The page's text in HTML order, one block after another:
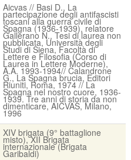
Aicvas // Basi D., La
partecipazione degli antifascisti
toscani alla guerra civile di
Spagna (1936-1939), relatore
Gallerano N., Tesi di laurea non
pubblicata, Università degli
Studi di Siena, Facoltà di
Lettere e Filosofia (Corso di
Laurea in Lettere Moderne),
A.A. 1993-1994// Calandrone
G., La Spagna brucia, Editori
Riuniti, Roma, 1974 // La
Spagna nel nostro cuore, 1936-
1939. Tre anni di storia da non
dimenticare, AICVAS, Milano,
1996
XIV brigata (9° battaglione
misto), XII Brigata
internazionale (Brigata
Garibaldi)